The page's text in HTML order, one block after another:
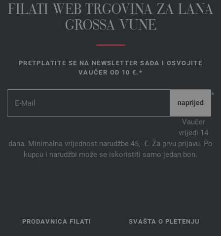
FILATI WEB TRGOVINA ZA LANA
GROSSA VUNE
PRETPLATITE SE NA NEWSLETTER SADA I OSVOJITE
VAUČER OD 10 €.*
*
Vaučer
vrijedi 14
dana. Minimalna vrijednost narudžbe 45,- €. Za prvu prijavu. Po
kupcu i narudžbi može se iskoristiti samo jedan bon.
PRODAVNICA FILATI SVAŠTA O PLETENJU